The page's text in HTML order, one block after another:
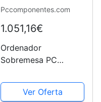
Pccomponentes.com
1.051,16€
Ordenador
Sobremesa PC
5600G / 16GB RAM /
480GB SSD / RTX
Ver Oferta